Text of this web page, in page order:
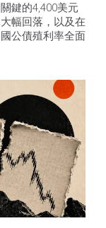
鍵的4,400美元
幅回落，以及在
公債殖利率全面